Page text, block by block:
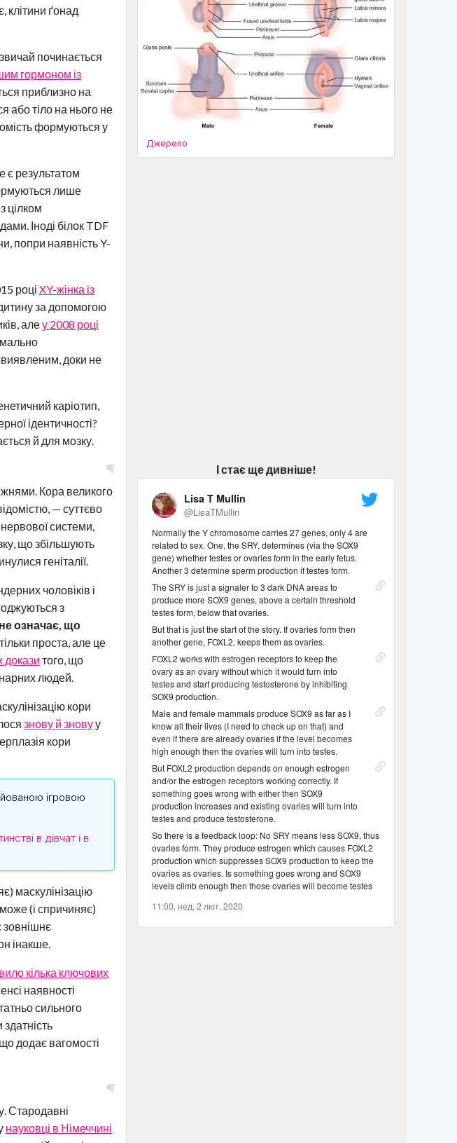
Джерело
клітини ґонад
починається
гормоном із
приблизно на
або тіло на нього не
формуються у
є результатом
лише
цілком
Іноді білок TDF
попри наявність Y-
році XY-жінка із
за допомогою
алеу 2008 році
доки не
каріотип,
ідентичності?
й для мозку.
І стає ще дивніше!
Lisa T Mullin
@LisaTMullin
Normally the Y chromosome carries 27 genes, only 4 are
related to sex. One, the SRY, determines (via the SOX9
gene) whether testes or ovaries form in the early fetus.
Another 3 determine sperm production if testes form.
The SRY is just a signaler to 3 dark DNA areas to
produce more SOX9 genes, above a certain threshold
testes form, below that ovaries.
But that is just the start of the story. If ovaries form then
another gene, FOXL2, keeps them as ovaries.
FOXL2 works with estrogen receptors to keep the
ovary as an ovary without which it would turn into
testes and start producing testosterone by inhibiting
SOX9 production.
Male and female mammals produce SOX9 as far as I
know all their lives (I need to check up on that) and
even if there are already ovaries if the level becomes
high enough then the ovaries will turn into testes.
But FOXL2 production depends on enough estrogen
and/or the estrogen receptors working correctly. If
something goes wrong with either then SOX9
production increases and existing ovaries will turn into
testes and produce testosterone.
So there is a feedback loop: No SRY means less SOX9, thus
ovaries form. They produce estrogen which causes FOXL2
production which suppresses SOX9 production to keep the
ovaries as ovaries. Is something goes wrong and SOX9
levels climb enough then those ovaries will become testes
11:00, нед, 2 лют. 2020
Кора великого
— суттєво
системи,
що збільшують
геніталії.
чоловіків і
з
означає, що
проста, але це
докази того, що
людей.
кори
знову й зновуу
кори
ігровою
в дівчат і в
маскулінізацію
(і спричиняє)
зовнішнє
інакше.
кілька ключових
наявності
сильного
додає вагомості
Стародавні
науковці в Німеччині